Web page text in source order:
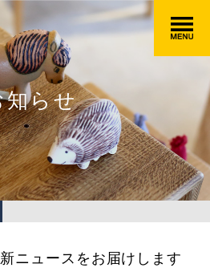
知らせ
ニュースをお届けします